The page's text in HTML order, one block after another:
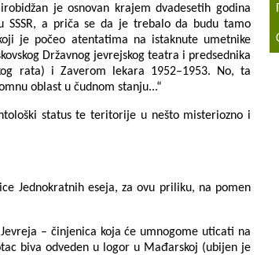
je osnovan krajem dvadesetih godina
a priča se da je trebalo da budu tamo
je počeo atentatima na istaknute umetnike
Državnog jevrejskog teatra i predsednika
rata) i Zaverom lekara 1952–1953. No, ta
oblast u čudnom stanju...“
status te teritorije u nešto misteriozno i
Jednokratnih eseja, za ovu priliku, na pomen
– činjenica koja će umnogome uticati na
biva odveden u logor u Mađarskoj (ubijen je